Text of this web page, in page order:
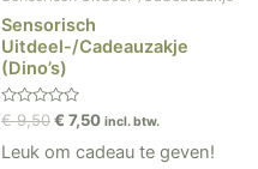
Sensorisch
Uitdeel-/Cadeauzakje
(Dino’s)
Gewaardeerd
0
uit
5
€9,50€ 7,50 incl. btw.
Leuk om cadeau te geven!